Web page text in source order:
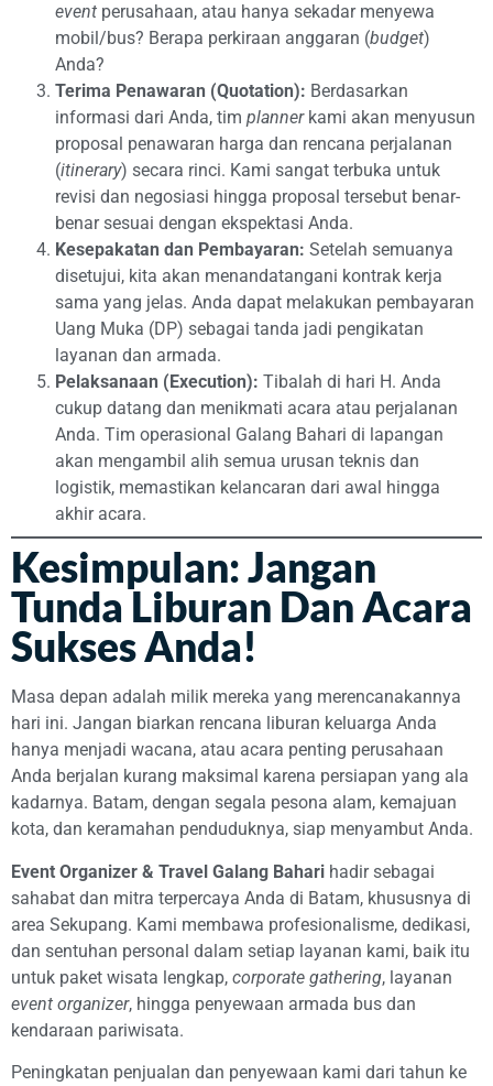
event perusahaan, atau hanya sekadar menyewa
mobil/bus? Berapa perkiraan anggaran (budget)
Anda?
Terima Penawaran (Quotation): Berdasarkan
informasi dari Anda, tim plannerkami akan menyusun
proposal penawaran harga dan rencana perjalanan
(itinerary) secara rinci. Kami sangat terbuka untuk
revisi dan negosiasi hingga proposal tersebut benar-
benar sesuai dengan ekspektasi Anda.
Kesepakatan dan Pembayaran: Setelah semuanya
disetujui, kita akan menandatangani kontrak kerja
sama yang jelas. Anda dapat melakukan pembayaran
Uang Muka (DP) sebagai tanda jadi pengikatan
layanan dan armada.
Pelaksanaan (Execution): Tibalah di hari H. Anda
cukup datang dan menikmati acara atau perjalanan
Anda. Tim operasional Galang Bahari di lapangan
akan mengambil alih semua urusan teknis dan
logistik, memastikan kelancaran dari awal hingga
akhir acara.
Kesimpulan: Jangan
Tunda Liburan Dan Acara
Sukses Anda!
Masa depan adalah milik mereka yang merencanakannya
hari ini. Jangan biarkan rencana liburan keluarga Anda
hanya menjadi wacana, atau acara penting perusahaan
Anda berjalan kurang maksimal karena persiapan yang ala
kadarnya. Batam, dengan segala pesona alam, kemajuan
kota, dan keramahan penduduknya, siap menyambut Anda.
Event Organizer & Travel Galang Bahari hadir sebagai
sahabat dan mitra terpercaya Anda di Batam, khususnya di
area Sekupang. Kami membawa profesionalisme, dedikasi,
dan sentuhan personal dalam setiap layanan kami, baik itu
untuk paket wisata lengkap, corporate gathering, layanan
event organizer, hingga penyewaan armada bus dan
kendaraan pariwisata.
Peningkatan penjualan dan penyewaan kami dari tahun ke